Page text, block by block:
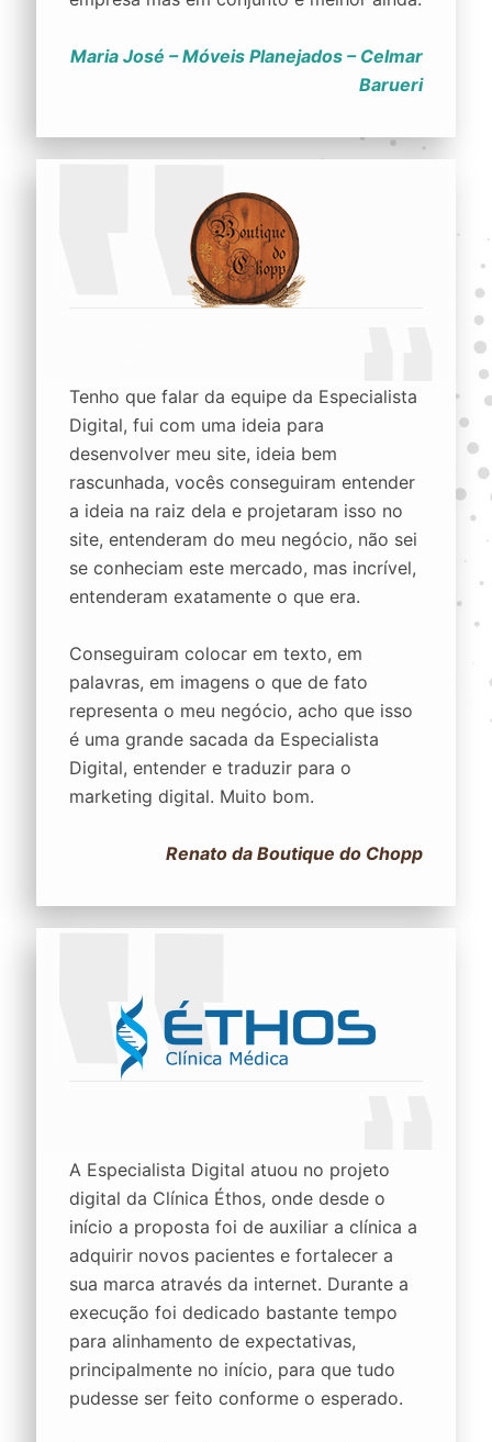
Maria José – Móveis Planejados – Celmar
Barueri
Tenho que falar da equipe da Especialista
Digital, fui com uma ideia para
desenvolver meu site, ideia bem
rascunhada, vocês conseguiram entender
a ideia na raiz dela e projetaram isso no
site, entenderam do meu negócio, não sei
se conheciam este mercado, mas incrível,
entenderam exatamente o que era.
Conseguiram colocar em texto, em
palavras, em imagens o que de fato
representa o meu negócio, acho que isso
é uma grande sacada da Especialista
Digital, entender e traduzir para o
marketing digital. Muito bom.
Renato da Boutique do Chopp
A Especialista Digital atuou no projeto
digital da Clínica Éthos, onde desde o
início a proposta foi de auxiliar a clínica a
adquirir novos pacientes e fortalecer a
sua marca através da internet. Durante a
execução foi dedicado bastante tempo
para alinhamento de expectativas,
principalmente no início, para que tudo
pudesse ser feito conforme o esperado.